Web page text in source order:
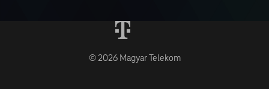
© 2026 Magyar Telekom